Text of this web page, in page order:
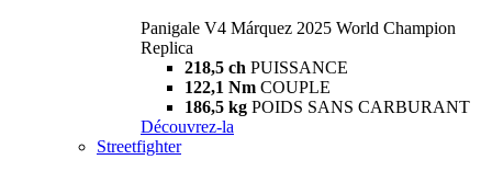
Panigale V4 Márquez 2025 World Champion
Replica
218,5 ch PUISSANCE
122,1 Nm COUPLE
186,5 kg POIDS SANS CARBURANT
Découvrez-la
Streetfighter